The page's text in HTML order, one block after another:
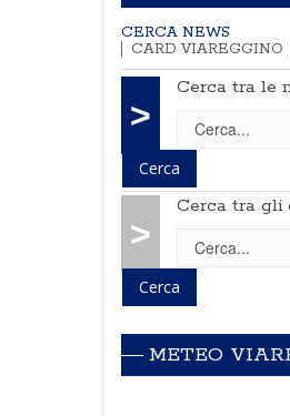
CERCA NEWS
CARD VIAREGGINO
>
Cerca tra le
>
Cerca tra gli
METEO